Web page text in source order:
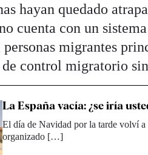
hayan quedado
cuenta con un
migrantes
control migratorio
La España vacía: ¿se iría
El día de Navidad por la tarde volví
organizado […]